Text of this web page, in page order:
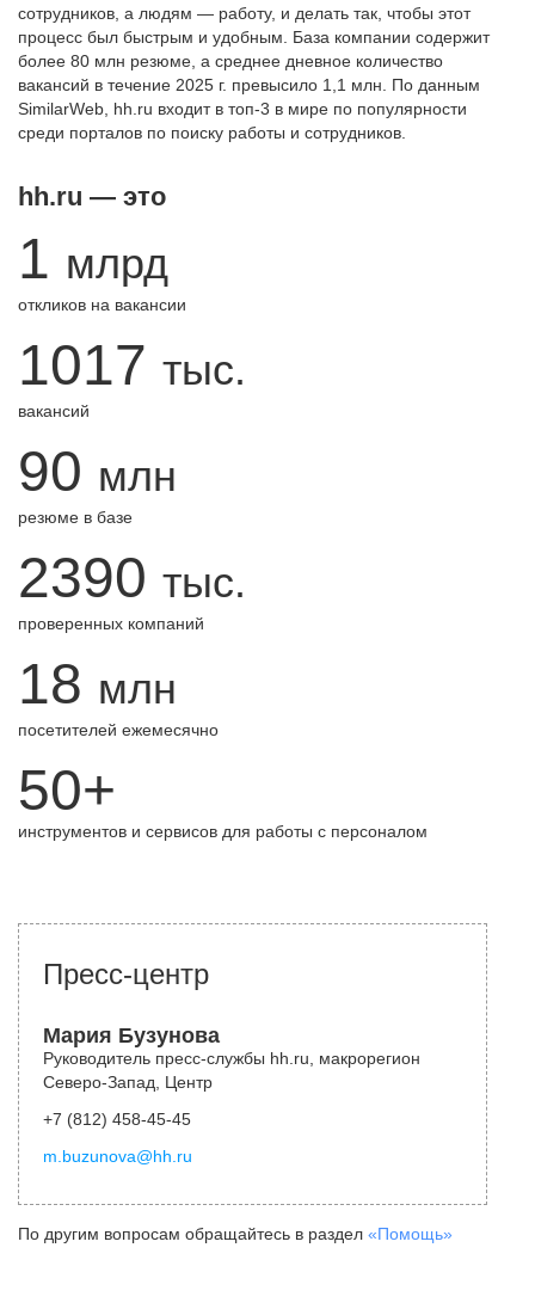
сотрудников, а людям — работу, и делать так, чтобы этот
процесс был быстрым и удобным. База компании содержит
более 80 млн резюме, а среднее дневное количество
вакансий в течение 2025 г. превысило 1,1 млн. По данным
SimilarWeb, hh.ru входит в топ-3 в мире по популярности
среди порталов по поиску работы и сотрудников.
hh.ru — это
1 млрд
откликов на вакансии
1017 тыс.
вакансий
90 млн
резюме в базе
2390 тыс.
проверенных компаний
18 млн
посетителей ежемесячно
50+
инструментов и сервисов для работы с персоналом
Пресс-центр
Мария Бузунова
Руководитель пресс-службы hh.ru, макрорегион
Северо-Запад, Центр
+7 (812) 458-45-45
m.buzunova@hh.ru
По другим вопросам обращайтесь в раздел «Помощь»